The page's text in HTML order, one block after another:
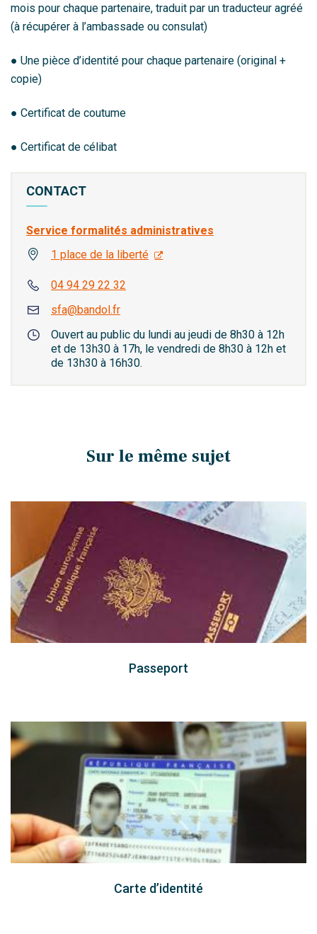
mois pour chaque partenaire, traduit par un traducteur agréé
(à récupérer à l’ambassade ou consulat)
● Une pièce d’identité pour chaque partenaire (original +
copie)
● Certificat de coutume
● Certificat de célibat
CONTACT
Service formalités administratives
1 place de la liberté
04 94 29 22 32
sfa@bandol.fr
Ouvert au public du lundi au jeudi de 8h30 à 12h
et de 13h30 à 17h, le vendredi de 8h30 à 12h et
de 13h30 à 16h30.
Sur le même sujet
Passeport
Carte d’identité